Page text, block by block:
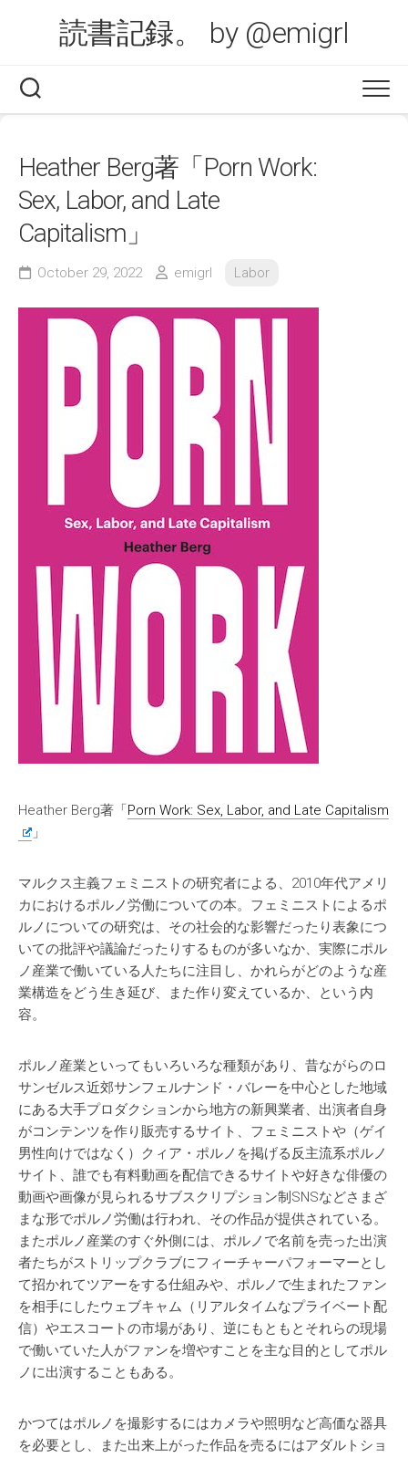
読書記録。 by @emigrl
Heather Berg著「Porn Work:
Sex, Labor, and Late
Capitalism」
October 29, 2022 emigrl Labor
Heather Berg著「Porn Work: Sex, Labor, and Late Capitalism
」
マルクス主義フェミニストの研究者による、2010年代アメリ
カにおけるポルノ労働についての本。フェミニストによるポ
ルノについての研究は、その社会的な影響だったり表象につ
いての批評や議論だったりするものが多いなか、実際にポル
ノ産業で働いている人たちに注目し、かれらがどのような産
業構造をどう生き延び、また作り変えているか、という内
容。
ポルノ産業といってもいろいろな種類があり、昔ながらのロ
サンゼルス近郊サンフェルナンド・バレーを中心とした地域
にある大手プロダクションから地方の新興業者、出演者自身
がコンテンツを作り販売するサイト、フェミニストや（ゲイ
男性向けではなく）クィア・ポルノを掲げる反主流系ポルノ
サイト、誰でも有料動画を配信できるサイトや好きな俳優の
動画や画像が見られるサブスクリプション制SNSなどさまざ
まな形でポルノ労働は行われ、その作品が提供されている。
またポルノ産業のすぐ外側には、ポルノで名前を売った出演
者たちがストリップクラブにフィーチャーパフォーマーとし
て招かれてツアーをする仕組みや、ポルノで生まれたファン
を相手にしたウェブキャム（リアルタイムなプライベート配
信）やエスコートの市場があり、逆にもともとそれらの現場
で働いていた人がファンを増やすことを主な目的としてポル
ノに出演することもある。
かつてはポルノを撮影するにはカメラや照明など高価な器具
を必要とし、また出来上がった作品を売るにはアダルトショ